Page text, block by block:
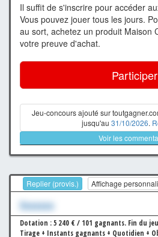
Il suffit de s'inscrire pour accéder
Vous pouvez jouer tous les jours.
au sort, achetez un produit Maison
votre preuve d'achat.
Participer
Jeu-concours ajouté sur
jusqu'au 31/10/2026.
Voir les
Replier (provis.) Affichage
Xxxxxxx
Dotation : 5 240 € / 101 gagnants. Fin du
Tirage + Instants gagnants + Quotidien +